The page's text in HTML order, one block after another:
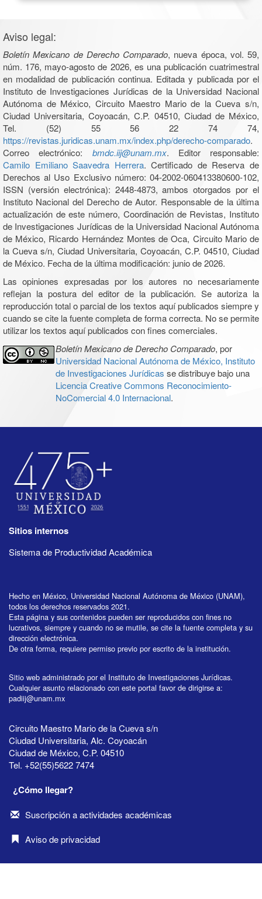
Aviso legal:
Boletín Mexicano de Derecho Comparado, nueva época, vol. 59,
núm. 176, mayo-agosto de 2026, es una publicación cuatrimestral
en modalidad de publicación continua. Editada y publicada por el
Instituto de Investigaciones Jurídicas de la Universidad Nacional
Autónoma de México, Circuito Maestro Mario de la Cueva s/n,
Ciudad Universitaria, Coyoacán, C.P. 04510, Ciudad de México,
Tel. (52) 55 56 22 74 74,
https://revistas.juridicas.unam.mx/index.php/derecho-comparado.
Correo electrónico: bmdc.iij@unam.mx. Editor responsable:
Camilo Emiliano Saavedra Herrera. Certificado de Reserva de
Derechos al Uso Exclusivo número: 04-2002-060413380600-102,
ISSN (versión electrónica): 2448-4873, ambos otorgados por el
Instituto Nacional del Derecho de Autor. Responsable de la última
actualización de este número, Coordinación de Revistas, Instituto
de Investigaciones Jurídicas de la Universidad Nacional Autónoma
de México, Ricardo Hernández Montes de Oca, Circuito Mario de
la Cueva s/n, Ciudad Universitaria, Coyoacán, C.P. 04510, Ciudad
de México. Fecha de la última modificación: junio de 2026.
Las opiniones expresadas por los autores no necesariamente
reflejan la postura del editor de la publicación. Se autoriza la
reproducción total o parcial de los textos aquí publicados siempre y
cuando se cite la fuente completa de forma correcta. No se permite
utilizar los textos aquí publicados con fines comerciales.
Boletín Mexicano de Derecho Comparado, por
Universidad Nacional Autónoma de México, Instituto
de Investigaciones Jurídicas se distribuye bajo una
Licencia Creative Commons Reconocimiento-
NoComercial 4.0 Internacional.
Sitios internos
Sistema de Productividad Académica
Hecho en México, Universidad Nacional Autónoma de México (UNAM),
todos los derechos reservados 2021.
Esta página y sus contenidos pueden ser reproducidos con fines no
lucrativos, siempre y cuando no se mutile, se cite la fuente completa y su
dirección electrónica.
De otra forma, requiere permiso previo por escrito de la institución.
Sitio web administrado por el Instituto de Investigaciones Jurídicas.
Cualquier asunto relacionado con este portal favor de dirigirse a:
padiij@unam.mx
Circuito Maestro Mario de la Cueva s/n
Ciudad Universitaria, Alc. Coyoacán
Ciudad de México, C.P. 04510
Tel. +52(55)5622 7474
¿Cómo llegar?
Suscripción a actividades académicas
Aviso de privacidad